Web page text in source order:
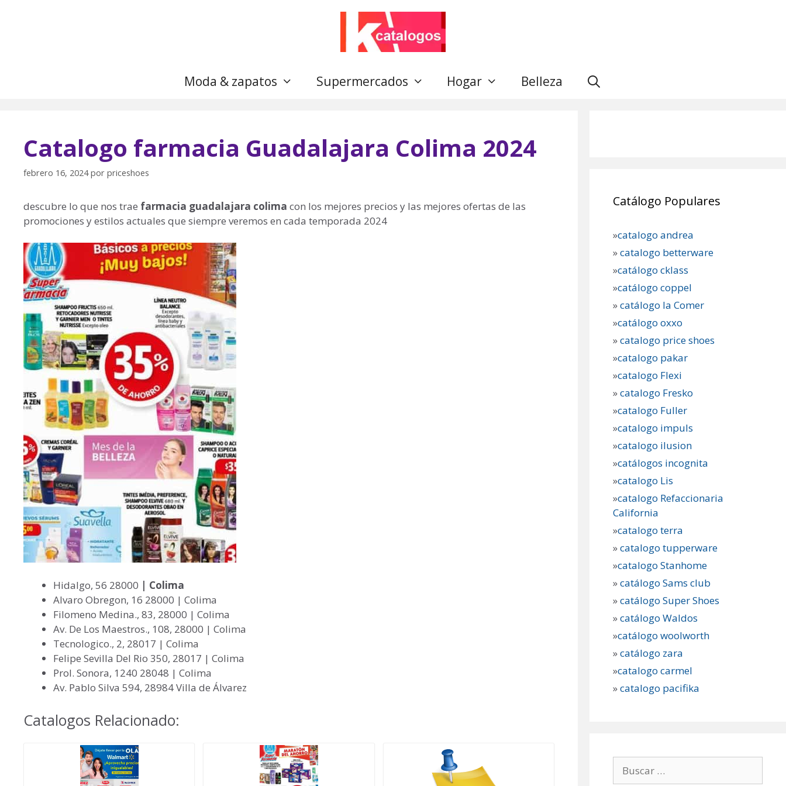
Moda & zapatos Supermercados Hogar Belleza
Catalogo farmacia Guadalajara Colima 2024
febrero 16, 2024 por priceshoes
descubre lo que nos trae farmacia guadalajara colima con los mejores precios y las mejores ofertas de las
promociones y estilos actuales que siempre veremos en cada temporada 2024
Hidalgo, 56 28000 | Colima
Alvaro Obregon, 16 28000 | Colima
Filomeno Medina., 83, 28000 | Colima
Av. De Los Maestros., 108, 28000 | Colima
Tecnologico., 2, 28017 | Colima
Felipe Sevilla Del Rio 350, 28017 | Colima
Prol. Sonora, 1240 28048 | Colima
Av. Pablo Silva 594, 28984 Villa de Álvarez
Catalogos Relacionado:
Catálogo Populares
»catalogo andrea
»catalogo betterware
»catálogo cklass
»catálogo coppel
»catálogo la Comer
»catálogo oxxo
»catalogo price shoes
»catalogo pakar
»catalogo Flexi
»catalogo Fresko
»catalogo Fuller
»catalogo impuls
»catalogo ilusion
»catálogos incognita
»catalogo Lis
»catalogo Refaccionaria
California
»catalogo terra
»catalogo tupperware
»catalogo Stanhome
»catálogo Sams club
»catálogo Super Shoes
»catálogo Waldos
»catálogo woolworth
»catálogo zara
»catalogo carmel
»catalogo pacifika